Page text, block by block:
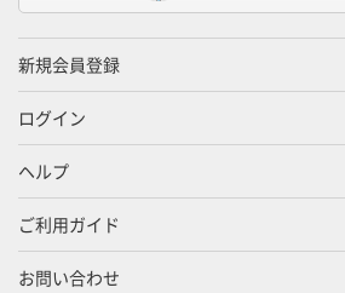
新規会員登録
ログイン
ヘルプ
ご利用ガイド
お問い合わせ